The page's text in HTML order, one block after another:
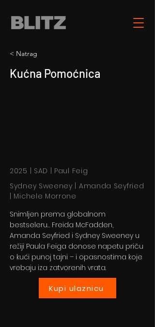
< Natrag
Kućna Pomoćnica
2025 | SAD | Paul Feig
Sydney Sweeney | Amanda Seyfried
| Michele Morrone
Snimljen prema globalnom
bestseleru… Freida McFadden,
Amanda Seyfried i Sydney Sweeney u
režiji Paula Feiga donose napetu priču
o kući punoj tajni – i opasnostima koje
vrebaju iza zatvorenih vrata.
Kupi ulaznicu